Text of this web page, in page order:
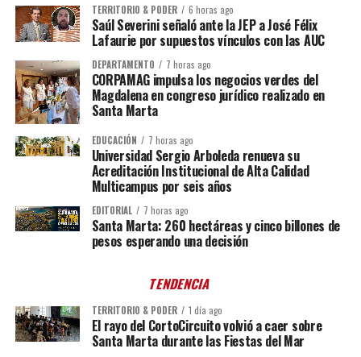
TERRITORIO & PODER 6 horas ago
Saúl Severini señaló ante la JEP a José Félix
Lafaurie por supuestos vínculos con las AUC
DEPARTAMENTO 7 horas ago
CORPAMAG impulsa los negocios verdes del
Magdalena en congreso jurídico realizado en
Santa Marta
EDUCACIÓN 7 horas ago
Universidad Sergio Arboleda renueva su
Acreditación Institucional de Alta Calidad
Multicampus por seis años
EDITORIAL 7 horas ago
Santa Marta: 260 hectáreas y cinco billones de
pesos esperando una decisión
TENDENCIA
TERRITORIO & PODER 1 día ago
El rayo del CortoCircuito volvió a caer sobre
Santa Marta durante las Fiestas del Mar